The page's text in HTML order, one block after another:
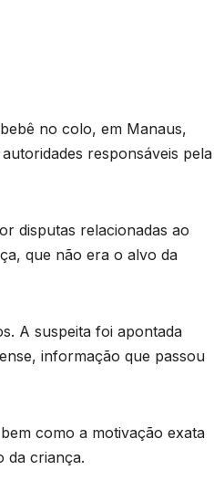
no colo, em Manaus,
responsáveis pela
disputas relacionadas ao
que não era o alvo da
A suspeita foi apontada
informação que passou
como a motivação exata
da criança.